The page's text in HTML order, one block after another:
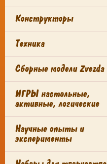
Конструкторы
Техника
Сборные модели Zvezda
ИГРЫ настольные,
активные, логические
Научные опыты и
эксперименты